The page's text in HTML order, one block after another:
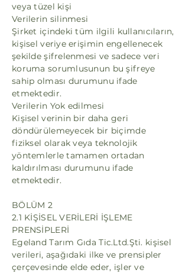
veya tüzel kişi
Verilerin silinmesi
Şirket içindeki tüm ilgili kullanıcıların,
kişisel veriye erişimin engellenecek
şekilde şifrelenmesi ve sadece veri
koruma sorumlusunun bu şifreye
sahip olması durumunu ifade
etmektedir.
Verilerin Yok edilmesi
Kişisel verinin bir daha geri
döndürülemeyecek bir biçimde
fiziksel olarak veya teknolojik
yöntemlerle tamamen ortadan
kaldırılması durumunu ifade
etmektedir.
BÖLÜM 2
2.1 KİŞİSEL VERİLERİ İŞLEME
PRENSİPLERİ
Egeland Tarım Gıda Tic.Ltd.Şti. kişisel
verileri, aşağıdaki ilke ve prensipler
çerçevesinde elde eder, işler ve